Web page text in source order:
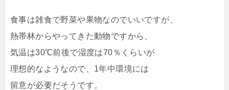
食事は雑食で野菜や果物なのでいいですが、
熱帯林からやってきた動物ですから、
気温は30℃前後で湿度は70％くらいが
理想的なようなので、1年中環境には
留意が必要だそうです。